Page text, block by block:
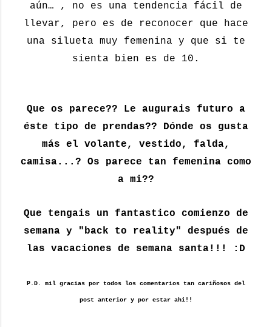
aún… , no es una tendencia fácil de
llevar, pero es de reconocer que hace
una silueta muy femenina y que si te
sienta bien es de 10.
Que os parece?? Le augurais futuro a
éste tipo de prendas?? Dónde os gusta
más el volante, vestido, falda,
camisa...? Os parece tan femenina como
a mi??
Que tengais un fantastico comienzo de
semana y "back to reality" después de
las vacaciones de semana santa!!! :D
P.D. mil gracias por todos los comentarios tan cariñosos del
post anterior y por estar ahi!!